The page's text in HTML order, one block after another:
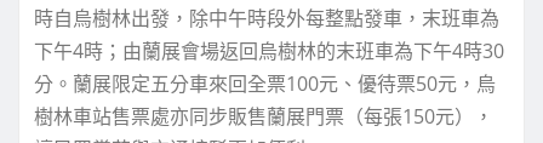
時自烏樹林出發，除中午時段外每整點發車，末班車為
下午4時；由蘭展會場返回烏樹林的末班車為下午4時30
分。蘭展限定五分車來回全票100元、優待票50元，烏
樹林車站售票處亦同步販售蘭展門票（每張150元），